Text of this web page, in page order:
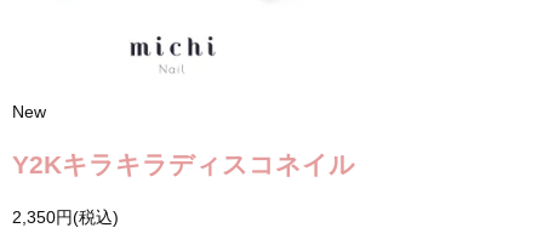
New
Y2Kキラキラディスコネイル
2,350円(税込)